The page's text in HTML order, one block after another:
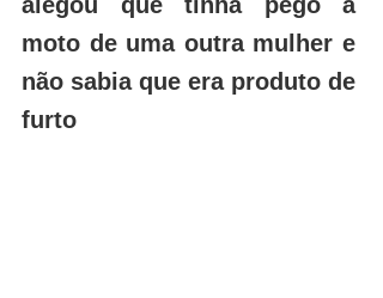
moto de uma outra mulher e
não sabia que era produto de
furto